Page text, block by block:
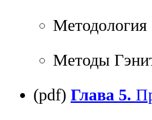
Методы
(pdf) Глава 5.